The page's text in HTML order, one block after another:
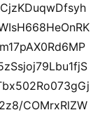
COMrxRlZW